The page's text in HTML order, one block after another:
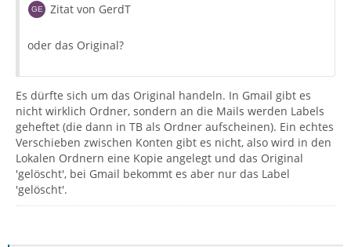
Zitat von GerdT
oder das Original?
Es dürfte sich um das Original handeln. In Gmail gibt es
nicht wirklich Ordner, sondern an die Mails werden Labels
geheftet (die dann in TB als Ordner aufscheinen). Ein echtes
Verschieben zwischen Konten gibt es nicht, also wird in den
Lokalen Ordnern eine Kopie angelegt und das Original
'gelöscht', bei Gmail bekommt es aber nur das Label
'gelöscht'.